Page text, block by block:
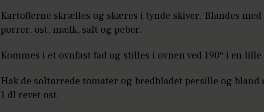
Kartoflerne skrælles og skæres i tynde skiver. Blandes
porrer, ost, mælk, salt og peber.
Kommes i et ovnfast fad og stilles i ovnen ved 190º i en
Hak de soltørrede tomater og bredbladet persille og bland
1 dl revet ost.